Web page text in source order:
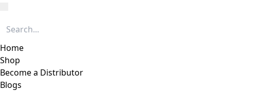
Home
Shop
Become a Distributor
Blogs